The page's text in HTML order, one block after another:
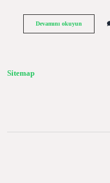
Devamını okuyunBeyinde
Sitemap